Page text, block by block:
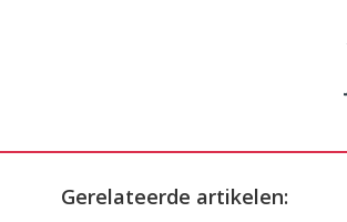
Gerelateerde artikelen: